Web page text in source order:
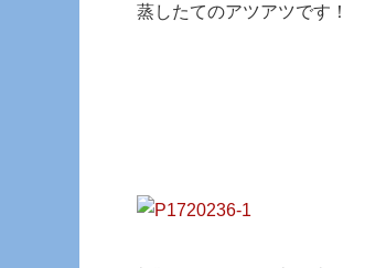
蒸したてのアツアツです！